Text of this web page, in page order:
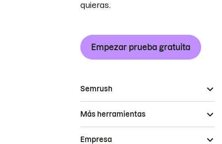
quieras.
Empezar prueba gratuita
Semrush
Más herramientas
Empresa